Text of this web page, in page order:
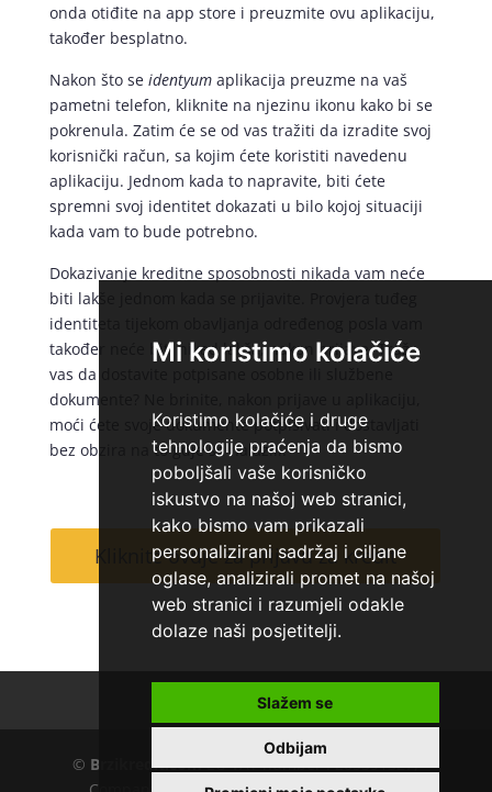
Mi koristimo kolačiće
Koristimo kolačiće i druge
tehnologije praćenja da bismo
poboljšali vaše korisničko
iskustvo na našoj web stranici,
kako bismo vam prikazali
personalizirani sadržaj i ciljane
oglase, analizirali promet na našoj
web stranici i razumjeli odakle
dolaze naši posjetitelji.
Slažem se
Odbijam
onda otiđite na app store i preuzmite ovu aplikaciju,
također besplatno.
Nakon što se identyumaplikacija preuzme na vaš
pametni telefon, kliknite na njezinu ikonu kako bi se
pokrenula. Zatim će se od vas tražiti da izradite svoj
korisnički račun, sa kojim ćete koristiti navedenu
aplikaciju. Jednom kada to napravite, biti ćete
spremni svoj identitet dokazati u bilo kojoj situaciji
kada vam to bude potrebno.
Dokazivanje kreditne sposobnosti nikada vam neće
biti lakše jednom kada se prijavite. Provjera tuđeg
identiteta tijekom obavljanja određenog posla vam
također neće biti nikad lakša, nakon prijave. Traže
vas da dostavite potpisane osobne ili službene
dokumente? Ne brinite, nakon prijave u aplikaciju,
moći ćete svoje dokumente potpisivati i dostavljati
bez obzira na to gdje se nalazili.
Kliknite ovdje za prijavu za kredit
O nama
© Brzikredit.comEU VAT number : 205391327,